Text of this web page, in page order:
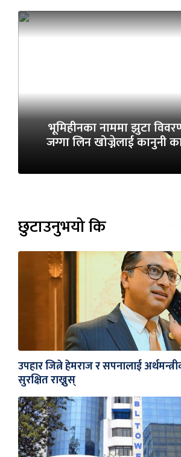
भूमिहीनका नाममा झुटा
जग्गा लिन खोज्नेलाई कानुनी
छुटाउनुभयो कि
उपहार जित्ने हेमराज र सपनालाई
सुरक्षित राख्नुस्